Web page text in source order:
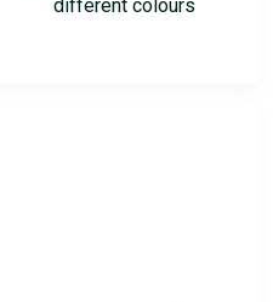
different colours